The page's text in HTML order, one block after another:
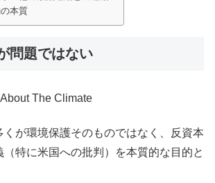
本質
問題ではない
About The Climate
くが環境保護そのものではなく、反資本
（特に米国への批判）を本質的な目的と